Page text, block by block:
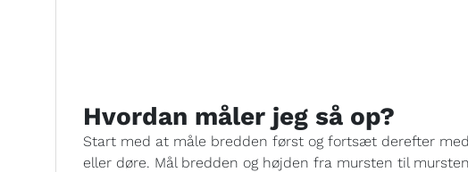
Hvordan måler jeg så op?
Start med at måle bredden først og fortsæt derefter
eller døre. Mål bredden og højden fra mursten til